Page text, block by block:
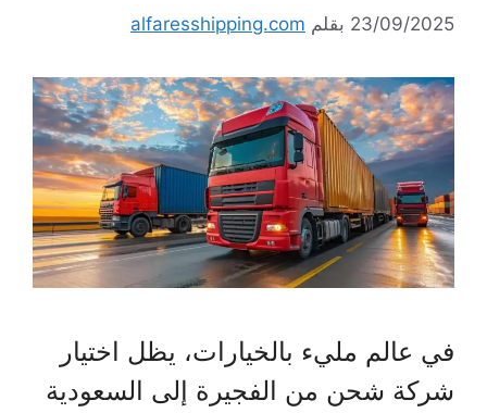
23/09/2025 بقلم alfaresshipping.com
في عالم مليء بالخيارات، يظل اختيار
شركة شحن من الفجيرة إلى السعودية